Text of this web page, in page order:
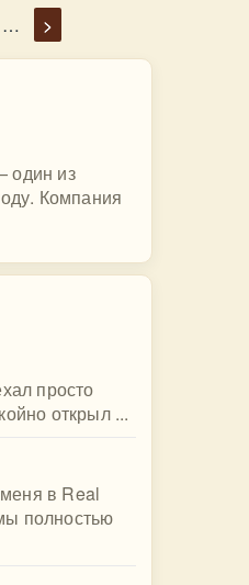
… >
один из
Компания
просто
открыл ...
в Real
полностью